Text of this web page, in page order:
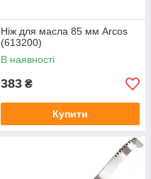
Ніж для масла 85 мм Arcos
(613200)
В наявності
383 ₴
Купити